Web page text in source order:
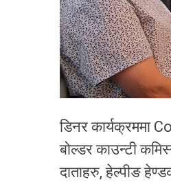
डिनर कार्यक्रममा
बोल्डर काउन्टी
दाताहरु, हेल्पीङ